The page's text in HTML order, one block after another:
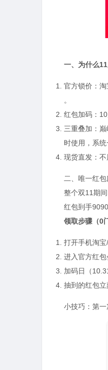
一、为什么11
官方锁价：
。
红包加码：
三重叠加：
时使用，系统
现货直发：不
二、唯一红包
整个双11期间
红包到手9090
领取步骤（0门
打开手机淘
进入官方红包
加码日（
抽到的红包
小技巧：第一次